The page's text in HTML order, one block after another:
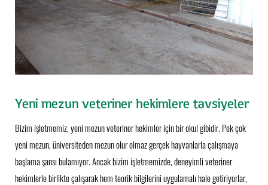
Yeni mezun veteriner hekimlere tavsiyeler
Bizim işletmemiz, yeni mezun veteriner hekimler için bir okul gibidir. Pek çok
yeni mezun, üniversiteden mezun olur olmaz gerçek hayvanlarla çalışmaya
başlama şansı bulamıyor. Ancak bizim işletmemizde, deneyimli veteriner
hekimlerle birlikte çalışarak hem teorik bilgilerini uygulamalı hale getiriyorlar,